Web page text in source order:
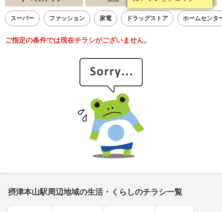
スーパー ファッション 家電 ドラッグストア ホームセンタ
ご指定の条件では現在チラシがございません。
摂津本山駅周辺地域の生活・くらしのチラシ一覧